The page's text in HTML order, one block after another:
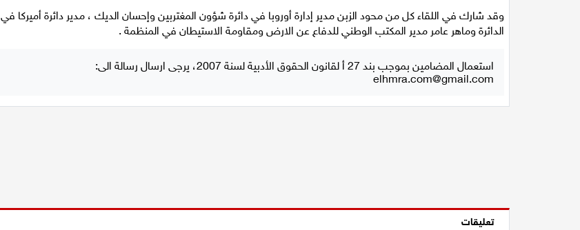
وقد شارك في اللقاء كل من محود الزبن مدير إدارة أوروبا في دائرة شؤون المغتربين وإحسان الديك ، مدير دائرة أميركا في
الدائرة وماهر عامر مدير المكتب الوطني للدفاع عن الارض ومقاومة الاستيطان في المنظمة .
استعمال المضامين بموجب بند 27 أ لقانون الحقوق الأدبية لسنة 2007، يرجى ارسال رسالة الى:
elhmra.com@gmail.com
تعليقات